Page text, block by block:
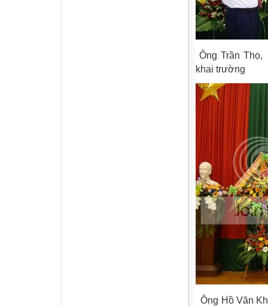
Ông Trần
khai trường
Ông Hồ Văn